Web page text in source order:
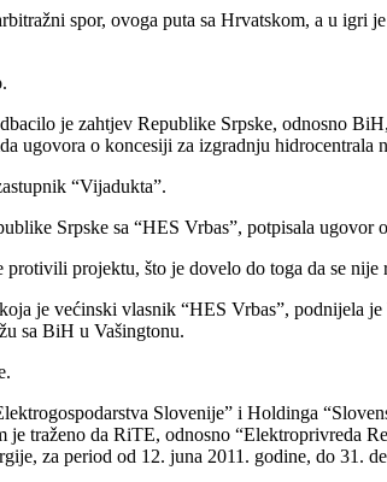
spor, ovoga puta sa Hrvatskom, a u
je zahtjev Republike Srpske, odnosno
ugovora o koncesiji za izgradnju hidrocentrala
“Vijadukta”.
Srpske sa “HES Vrbas”, potpisala
projektu, što je dovelo do toga da se
je većinski vlasnik “HES Vrbas”,
sa BiH u Vašingtonu.
Slovenije” i Holdinga
traženo da RiTE, odnosno “Elektroprivreda
za period od 12. juna 2011. godine, do 31.